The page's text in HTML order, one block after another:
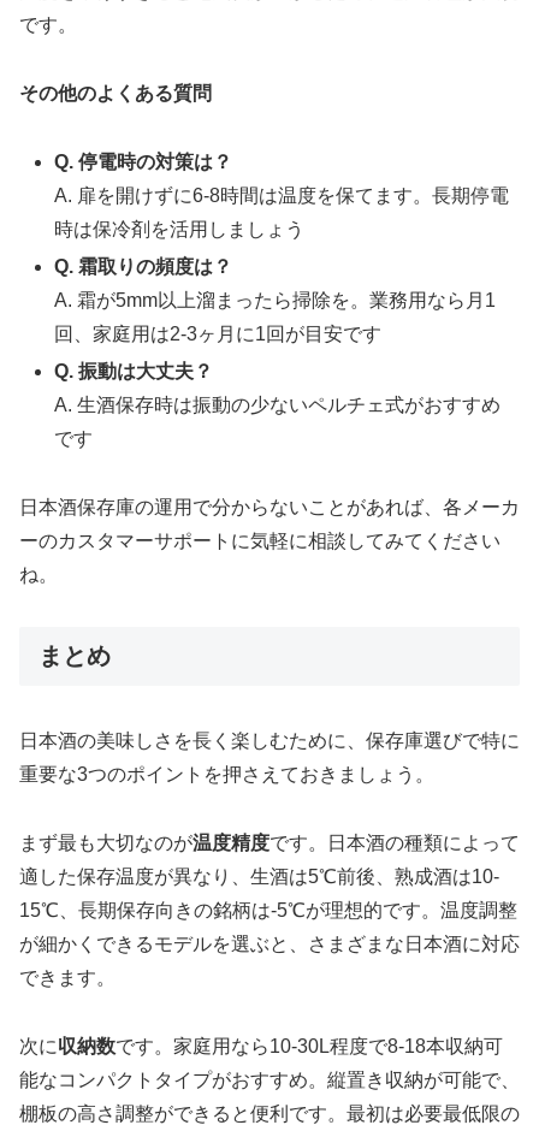
です。
その他のよくある質問
Q. 停電時の対策は？
A. 扉を開けずに6-8時間は温度を保てます。長期停電
時は保冷剤を活用しましょう
Q. 霜取りの頻度は？
A. 霜が5mm以上溜まったら掃除を。業務用なら月1
回、家庭用は2-3ヶ月に1回が目安です
Q. 振動は大丈夫？
A. 生酒保存時は振動の少ないペルチェ式がおすすめ
です
日本酒保存庫の運用で分からないことがあれば、各メーカ
ーのカスタマーサポートに気軽に相談してみてください
ね。
まとめ
日本酒の美味しさを長く楽しむために、保存庫選びで特に
重要な3つのポイントを押さえておきましょう。
まず最も大切なのが温度精度です。日本酒の種類によって
適した保存温度が異なり、生酒は5℃前後、熟成酒は10-
15℃、長期保存向きの銘柄は-5℃が理想的です。温度調整
が細かくできるモデルを選ぶと、さまざまな日本酒に対応
できます。
次に収納数です。家庭用なら10-30L程度で8-18本収納可
能なコンパクトタイプがおすすめ。縦置き収納が可能で、
棚板の高さ調整ができると便利です。最初は必要最低限の